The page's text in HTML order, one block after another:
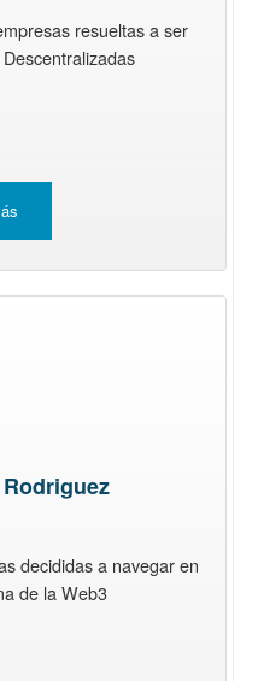
resueltas a ser
decididas a navegar en
de la Web3